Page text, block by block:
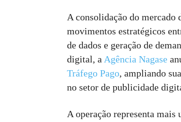
A consolidação do
movimentos estratégicos
de dados e geração de
digital, a Agência Nagase
Tráfego Pago, ampliando
no setor de publicidade
A operação representa mais